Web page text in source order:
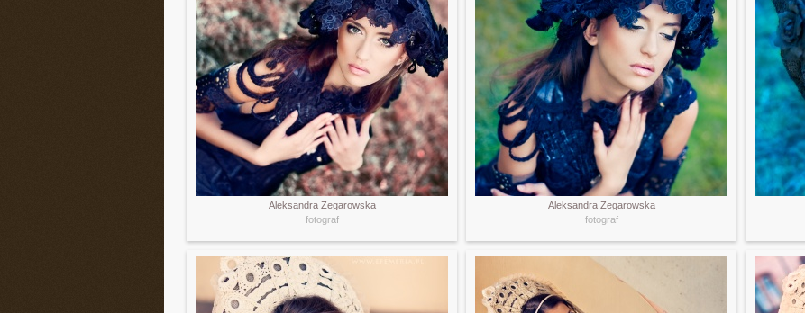
Aleksandra Zegarowska
fotograf
Aleksandra Zegarowska
fotograf